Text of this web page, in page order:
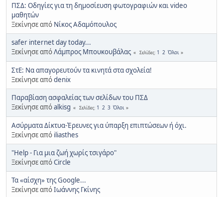
ΠΣΔ: Οδηγίες για τη δημοσίευση φωτογραφιών και video
μαθητών
Ξεκίνησε από Νίκος Αδαμόπουλος
safer internet day today...
Ξεκίνησε απόΛάμπρος Μπουκουβάλας Σελίδες 1 2 Όλοι
ΣτΕ: Να απαγορευτούν τα κινητά στα σχολεία!
Ξεκίνησε απόdenix
Παραβίαση ασφαλείας των σελίδων του ΠΣΔ
Ξεκίνησε απόalkisg Σελίδες 1 2 3 Όλοι
Ασύρματα Δίκτυα-Έρευνες για ύπαρξη επιπτώσεων ή όχι.
Ξεκίνησε από iliasthes
"Help - Για μια ζωή χωρίς τσιγάρο"
Ξεκίνησε απόCircle
Τα «αίσχη» της Google...
Ξεκίνησε απόΙωάννης Γκίνης